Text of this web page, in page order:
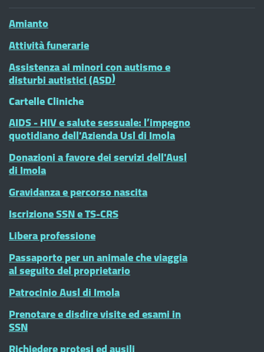
Amianto
Attività funerarie
Assistenza ai minori con autismo e
disturbi autistici (ASD)
Cartelle Cliniche
AIDS - HIV e salute sessuale: l’impegno
quotidiano dell'Azienda Usl di Imola
Donazioni a favore dei servizi dell'Ausl
di Imola
Gravidanza e percorso nascita
Iscrizione SSN e TS-CRS
Libera professione
Passaporto per un animale che viaggia
al seguito del proprietario
Patrocinio Ausl di Imola
Prenotare e disdire visite ed esami in
SSN